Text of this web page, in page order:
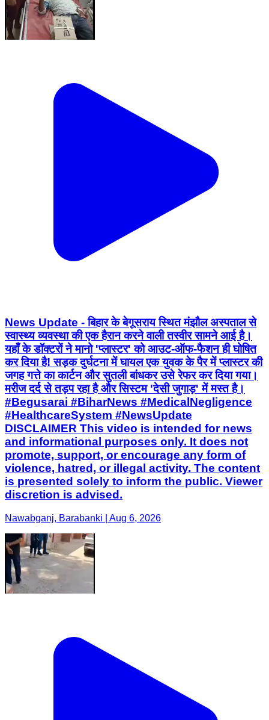
News Update - बिहार के बेगूसराय स्थित मंझौल अस्पताल से
स्वास्थ्य व्यवस्था की एक हैरान करने वाली तस्वीर सामने आई है।
यहाँ के डॉक्टरों ने मानो 'प्लास्टर' को आउट-ऑफ-फैशन ही घोषित
कर दिया है! सड़क दुर्घटना में घायल एक युवक के पैर में प्लास्टर की
जगह गत्ते का कार्टन और सुतली बांधकर उसे रेफर कर दिया गया।
मरीज दर्द से तड़प रहा है और सिस्टम 'देसी जुगाड़' में मस्त है।
#Begusarai #BiharNews #MedicalNegligence
#HealthcareSystem #NewsUpdate
DISCLAIMER This video is intended for news
and informational purposes only. It does not
promote, support, or encourage any form of
violence, hatred, or illegal activity. The content
is presented solely to inform the public. Viewer
discretion is advised.
Nawabganj, Barabanki | Aug 6, 2026